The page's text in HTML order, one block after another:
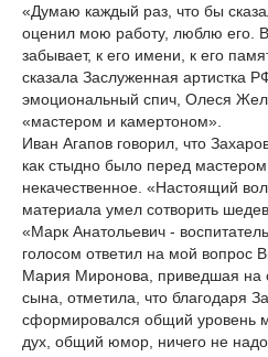
«Думаю каждый раз, что бы
оценил мою работу, люблю его. В
забывает, к его имени, к его
сказала Заслуженная артистка
эмоциональный спич, Олеся
«мастером и камертоном».
Иван Агапов говорил, что
как стыдно было перед
некачественное. «Настоящий
материала умел сотворить
«Марк Анатольевич -
голосом ответил на мой вопрос
Мария Миронова, приведшая на
сына, отметила, что благодаря
сформировался общий уровень
дух, общий юмор, ничего не